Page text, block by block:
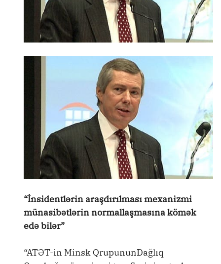
“İnsidentlərin araşdırılması mexanizmi
münasibətlərin normallaşmasına kömək
edə bilər”
“ATƏT-in Minsk QrupununDağlıq